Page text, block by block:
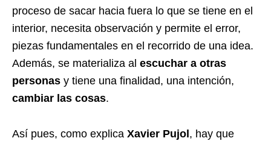
proceso de sacar hacia fuera lo que se tiene en el
interior, necesita observación y permite el error,
piezas fundamentales en el recorrido de una idea.
Además, se materializa al escuchar a otras
personas y tiene una finalidad, una intención,
cambiar las cosas.
Así pues, como explica Xavier Pujol, hay que